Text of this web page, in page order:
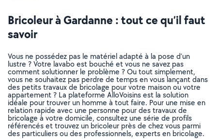
Bricoleur à Gardanne : tout ce qu’il faut
savoir
Vous ne possédez pas le matériel adapté à la pose d’un
lustre ? Votre lavabo est bouché et vous ne savez pas
comment solutionner le problème ? Ou tout simplement,
vous ne souhaitez pas perdre de temps en vous lançant dans
des petits travaux de bricolage pour votre maison ou votre
appartement ? La plateforme AlloVoisins est la solution
idéale pour trouver un homme à tout faire. Pour une mise en
relation rapide avec une personne pour des travaux de
bricolage à votre domicile, consultez une série de profils
référencés et trouvez un bricoleur près de chez vous parmi
des particuliers ou des professionnels, experts en bricolage.